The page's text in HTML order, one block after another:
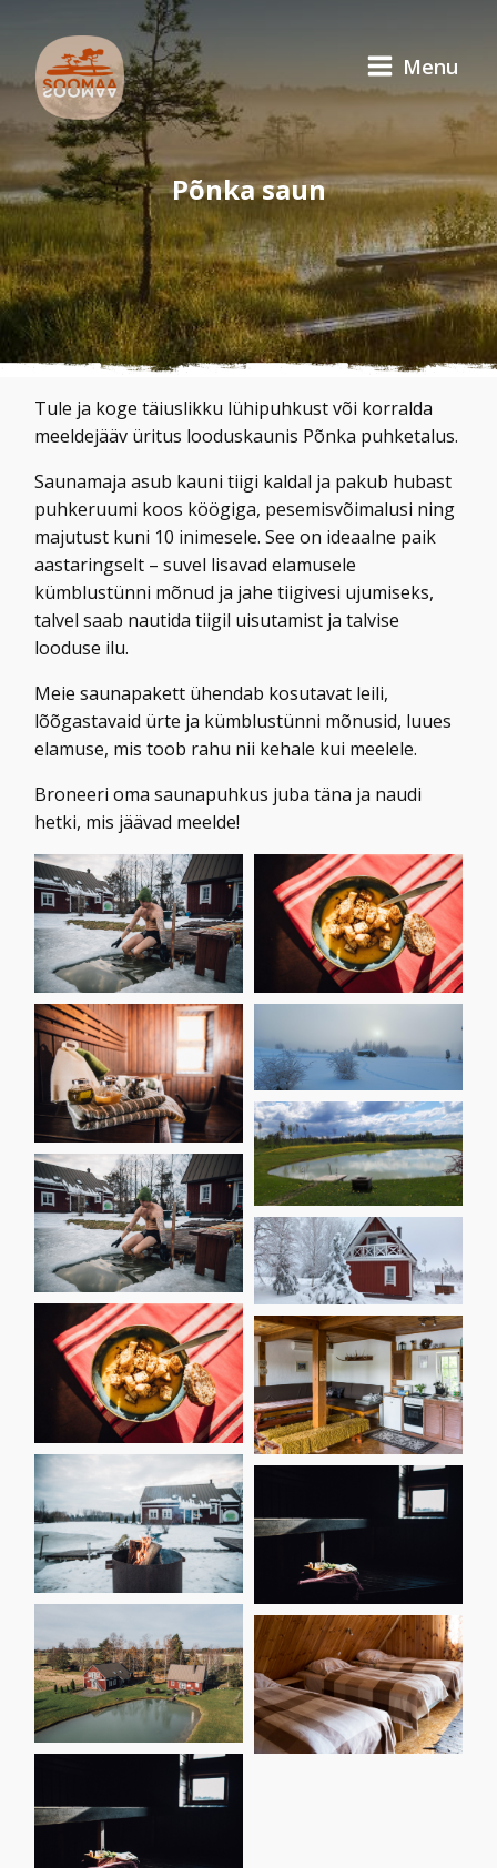
Menu
Põnka saun
Tule ja koge täiuslikku lühipuhkust või korralda
meeldejääv üritus looduskaunis Põnka puhketalus.
Saunamaja asub kauni tiigi kaldal ja pakub hubast
puhkeruumi koos köögiga, pesemisvõimalusi ning
majutust kuni 10 inimesele. See on ideaalne paik
aastaringselt – suvel lisavad elamusele
kümblustünni mõnud ja jahe tiigivesi ujumiseks,
talvel saab nautida tiigil uisutamist ja talvise
looduse ilu.
Meie saunapakett ühendab kosutavat leili,
lõõgastavaid ürte ja kümblustünni mõnusid, luues
elamuse, mis toob rahu nii kehale kui meelele.
Broneeri oma saunapuhkus juba täna ja naudi
hetki, mis jäävad meelde!